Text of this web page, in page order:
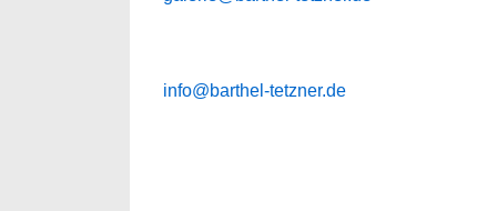
info@barthel-tetzner.de